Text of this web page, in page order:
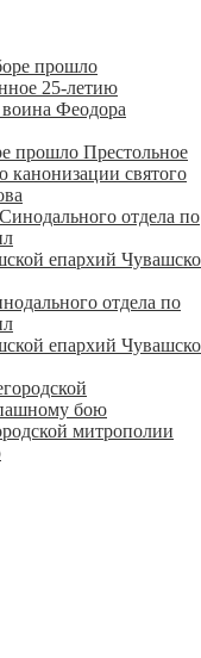
прошло Престольное
канонизации святого
отдела по
епархий
митрополии